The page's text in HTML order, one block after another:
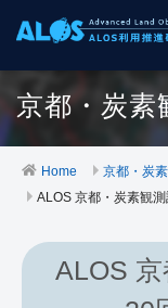
京都・炭素
Home
京都・炭
ALOS 京都・炭素観
ALOS